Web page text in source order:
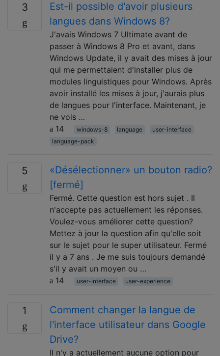
3
Est-il possible d'avoir plusieurs
langues dans Windows 8?
J'avais Windows 7 Ultimate avant de
passer à Windows 8 Pro et avant, dans
Windows Update, il y avait des mises à jour
qui me permettaient d'installer plus de
modules linguistiques pour Windows. Après
avoir installé les mises à jour, j'aurais plus
de langues pour l'interface. Maintenant, je
ne vois …
14
windows-8 language
user-interface
language-pack
5
«Désélectionner» un bouton radio?
[fermé]
Fermé. Cette question est hors sujet . Il
n'accepte pas actuellement les réponses.
Voulez-vous améliorer cette question?
Mettez à jour la question afin qu'elle soit
sur le sujet pour le super utilisateur. Fermé
il y a 7 ans . Je me suis toujours demandé
s'il y avait un moyen ou …
14
user-interface user-experience
1
Comment changer la langue de
l'interface utilisateur dans Google
Drive?
Il n'y a actuellement aucune option pour